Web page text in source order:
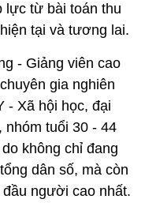
lực từ bài toán thu
tại và tương lai.
- Giảng viên cao
gia nghiên
- Xã hội học, đại
nhóm tuổi 30 - 44
không chỉ đang
dân số, mà còn
đầu người cao nhất.